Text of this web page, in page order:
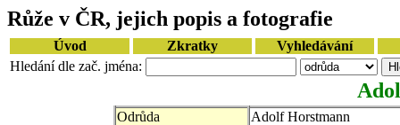
Růže v ČR, jejich popis a fotografie
Úvod Zkratky
Vyhledávání
Hledání dle zač. jména:
Odrůda
Adolf Horstmann